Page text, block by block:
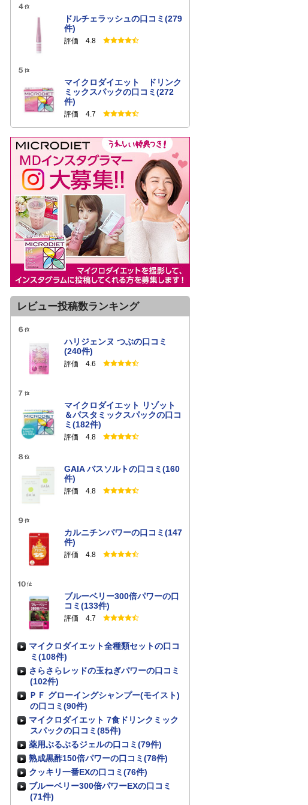
ドルチェラッシュの口コミ(279
件)
評価 4.8
マイクロダイエット ドリンク
ミックスパックの口コミ(272
件)
評価 4.7
レビュー投稿数ランキング
ハリジェンヌ つぶの口コミ
(240件)
評価 4.6
マイクロダイエット リゾット
＆パスタミックスパックの口コ
ミ(182件)
評価 4.8
GAIA バスソルトの口コミ(160
件)
評価 4.8
カルニチンパワーの口コミ(147
件)
評価 4.8
ブルーベリー300倍パワーの口
コミ(133件)
評価 4.7
マイクロダイエット全種類セットの口コ
ミ(108件)
さらさらレッドの玉ねぎパワーの口コミ
(102件)
ＰＦ グローイングシャンプー(モイスト)
の口コミ(90件)
マイクロダイエット 7食ドリンクミック
スパックの口コミ(85件)
薬用ぶるぶるジェルの口コミ(79件)
熟成黒酢150倍パワーの口コミ(78件)
クッキリ一番EXの口コミ(76件)
ブルーベリー300倍パワーEXの口コミ
(71件)